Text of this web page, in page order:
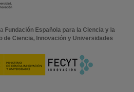
Fundación Española para la Ciencia y la
de Ciencia, Innovación y Universidades